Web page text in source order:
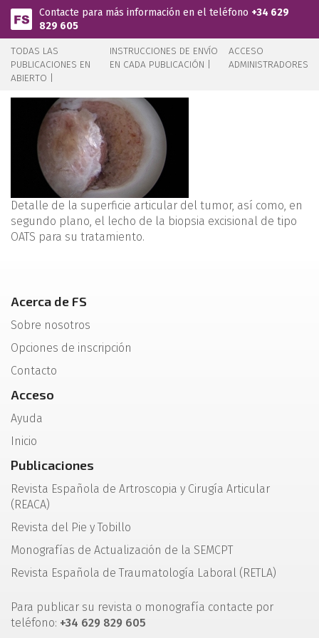
Pasar al contenido principal
Contacte para más información en el teléfono +34 629
829 605
TODAS LAS
PUBLICACIONES EN
ABIERTO |
INSTRUCCIONES DE ENVÍO
EN CADA PUBLICACIÓN |
ACCESO
ADMINISTRADORES
Detalle de la superficie articular del tumor, así como, en
segundo plano, el lecho de la biopsia excisional de tipo
OATS para su tratamiento.
Acerca de FS
Sobre nosotros
Opciones de inscripción
Contacto
Acceso
Ayuda
Inicio
Publicaciones
Revista Española de Artroscopia y Cirugía Articular
(REACA)
Revista del Pie y Tobillo
Monografías de Actualización de la SEMCPT
Revista Española de Traumatología Laboral (RETLA)
Para publicar su revista o monografía contacte por
teléfono: +34 629 829 605